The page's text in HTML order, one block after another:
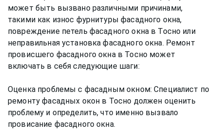
может быть вызвано различными причинами,
такими как износ фурнитуры фасадного окна,
повреждение петель фасадного окна в Тосно или
неправильная установка фасадного окна. Ремонт
провисшего фасадного окна в Тосно может
включать в себя следующие шаги:
Оценка проблемы с фасадным окном: Специалист по
ремонту фасадных окон в Тосно должен оценить
проблему и определить, что именно вызвало
провисание фасадного окна.